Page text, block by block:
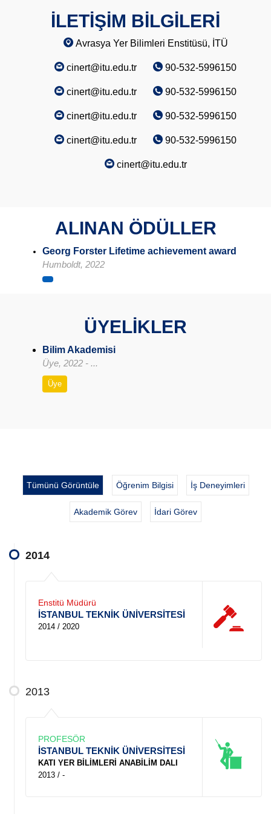
İLETİŞİM BİLGİLERİ
Avrasya Yer Bilimleri Enstitüsü, İTÜ
cinert@itu.edu.tr 90-532-5996150
cinert@itu.edu.tr 90-532-5996150
cinert@itu.edu.tr 90-532-5996150
cinert@itu.edu.tr 90-532-5996150
cinert@itu.edu.tr
ALINAN ÖDÜLLER
Georg Forster Lifetime achievement award
Humboldt, 2022
ÜYELİKLER
Bilim Akademisi
Üye, 2022 - ...
Üye
Tümünü Görüntüle Öğrenim Bilgisi İş Deneyimleri
Akademik Görev İdari Görev
2014
Enstitü Müdürü
İSTANBUL TEKNİK ÜNİVERSİTESİ
2014 / 2020
2013
PROFESÖR
İSTANBUL TEKNİK ÜNİVERSİTESİ
KATI YER BİLİMLERİ ANABİLİM DALI
2013 / -